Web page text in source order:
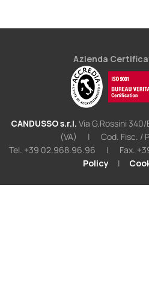
Azienda
CANDUSSO s.r.l. Via G.Rossini
(VA)
|
Cod. Fisc. /
Tel. +39 02.968.96.96
| Fax.
Policy
|